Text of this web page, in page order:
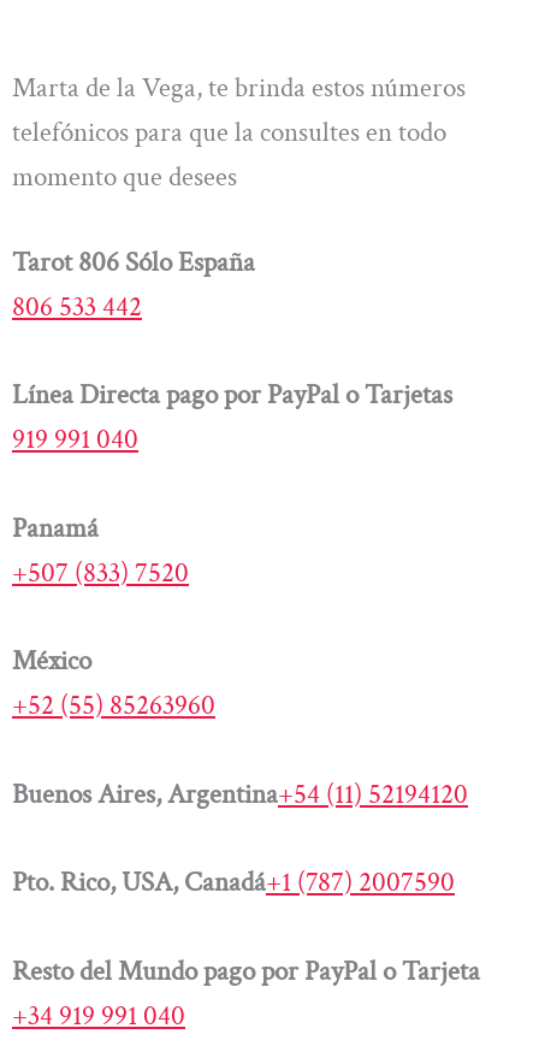
Marta de la Vega, te brinda estos números
telefónicos para que la consultes en todo
momento que desees
Tarot 806 Sólo España
806 533 442
Línea Directa pago por PayPal o Tarjetas
919 991 040
Panamá
+507 (833) 7520
México
+52 (55) 85263960
Buenos Aires, Argentina+54 (11) 52194120
Pto. Rico, USA, Canadá+1 (787) 2007590
Resto del Mundo pago por PayPal o Tarjeta
+34 919 991 040